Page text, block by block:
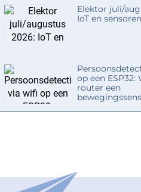
Elektor juli/
IoT en sensoren
op een ESP32:
router een